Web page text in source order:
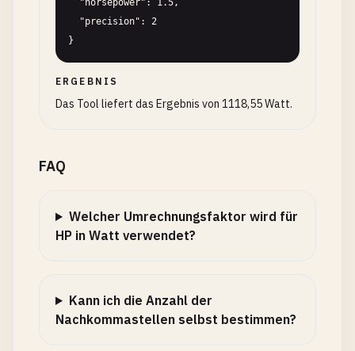
}
ERGEBNIS
Das Tool liefert das Ergebnis von 1118,55 Watt.
FAQ
Welcher Umrechnungsfaktor wird für
HP in Watt verwendet?
Kann ich die Anzahl der
Nachkommastellen selbst bestimmen?